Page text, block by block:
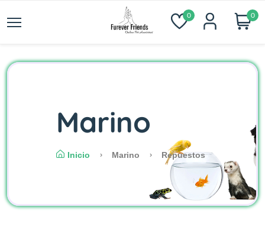
0 0
Marino
Inicio Marino Repuestos